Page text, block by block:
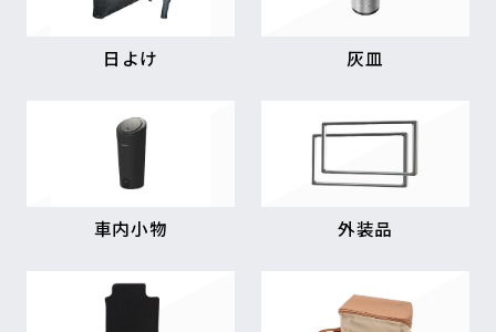
日よけ 灰皿
車内小物 外装品